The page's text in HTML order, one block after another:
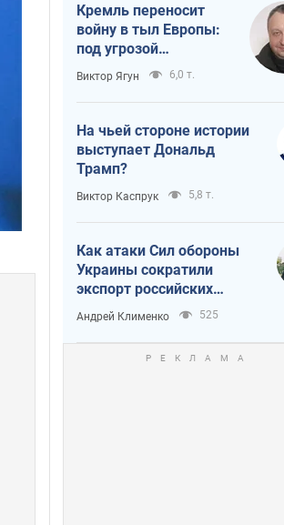
Кремль переносит
войну в тыл Европы:
под угрозой
критическая
логистика
Виктор Ягун 6,0 т.
На чьей стороне истории
выступает Дональд
Трамп?
Виктор Каспрук 5,8 т.
Как атаки Сил обороны
Украины сократили
экспорт российских
нефтепродуктов
Андрей Клименко 525